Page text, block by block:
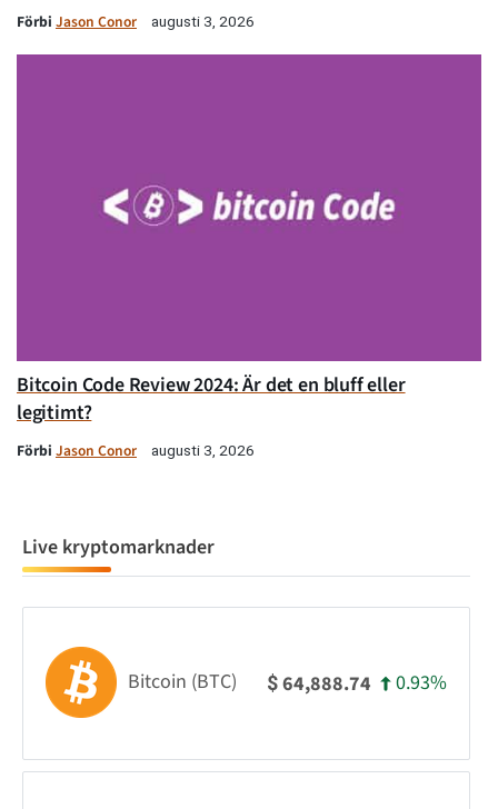
Förbi Jason Conor augusti 3, 2026
Bitcoin Code Review 2024: Är det en bluff eller
legitimt?
Förbi Jason Conor augusti 3, 2026
Live kryptomarknader
Bitcoin (BTC) $64,888.74 0.93%